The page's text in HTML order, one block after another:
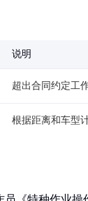
说明
超出合同约定工
根据距离和车型